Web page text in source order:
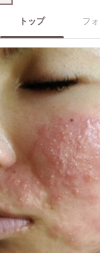
トップ フォ